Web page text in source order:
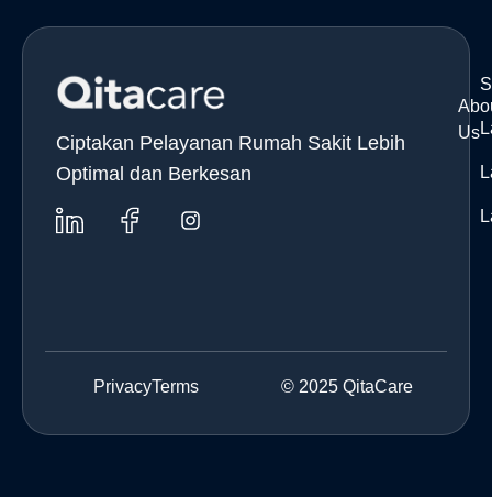
Ciptakan Pelayanan Rumah Sakit Lebih
Optimal dan Berkesan
Us
PrivacyTerms © 2025 QitaCare